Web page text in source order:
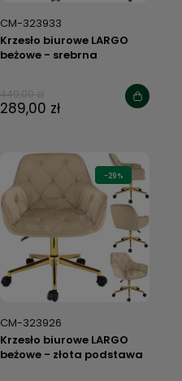
CM-323933
Krzesło biurowe LARGO
beżowe - srebrna
289,00 zł
CM-323926
Krzesło biurowe LARGO
beżowe - złota podstawa
-29%